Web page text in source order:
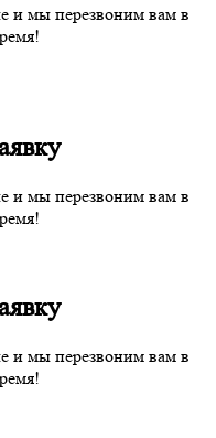
и мы перезвоним вам в
и мы перезвоним вам в
и мы перезвоним вам в